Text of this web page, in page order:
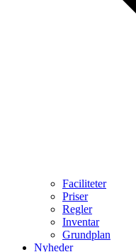
Faciliteter
Priser
Regler
Inventar
Grundplan
Nyheder